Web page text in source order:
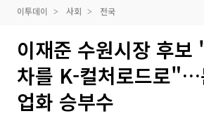
이투데이 사회 전국
이재준 수원시장 후보
차를 K-컬처로드로"…
업화 승부수